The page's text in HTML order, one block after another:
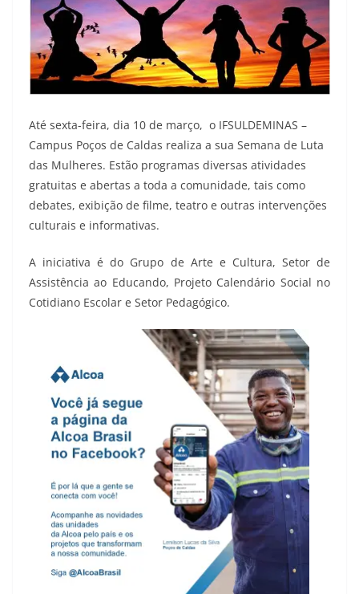
Até sexta-feira, dia 10 de março, o IFSULDEMINAS –
Campus Poços de Caldas realiza a sua Semana de Luta
das Mulheres. Estão programas diversas atividades
gratuitas e abertas a toda a comunidade, tais como
debates, exibição de filme, teatro e outras intervenções
culturais e informativas.
A iniciativa é do Grupo de Arte e Cultura, Setor de
Assistência ao Educando, Projeto Calendário Social no
Cotidiano Escolar e Setor Pedagógico.